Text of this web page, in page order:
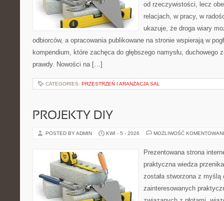
od rzeczywistości, lecz
relacjach, w pracy, w
ukazuje, że droga wiary
odbiorców, a opracowania publikowane na stronie wspierają w
kompendium, które zachęca do głębszego namysłu, duchowego
prawdy. Nowości na […]
CATEGORIES: PRZESTRZEŃ I ARANŻACJA SAL
PROJEKTY DIY
POSTED BY ADMIN KWI - 5 - 2026 MOŻLIWOŚĆ
Prezentowana strona
praktyczna wiedza
została stworzona z
zainteresowanych